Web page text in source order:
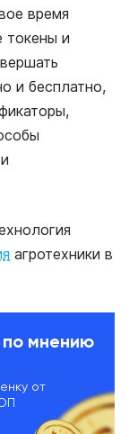
время
токены и
и бесплатно,
агротехники в
по мнению
от